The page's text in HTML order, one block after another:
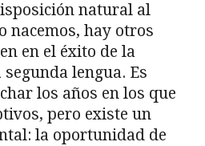
natural al
nacemos, hay otros
en el éxito de la
lengua. Es
los años en los que
pero existe un
la oportunidad de